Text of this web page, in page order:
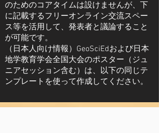
のためのコアタイムは設けませんが、下
に記載するフリーオンライン交流スペー
ス等を活用して、発表者と議論すること
が可能です。
（日本人向け情報）GeoSciEdおよび日本
地学教育学会全国大会のポスター（ジュ
ニアセッション含む）は、以下の同じテ
ンプレートを使って作成してください。